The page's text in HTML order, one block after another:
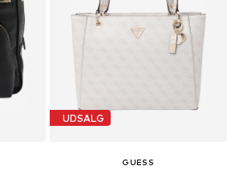
UDSALG
GUESS